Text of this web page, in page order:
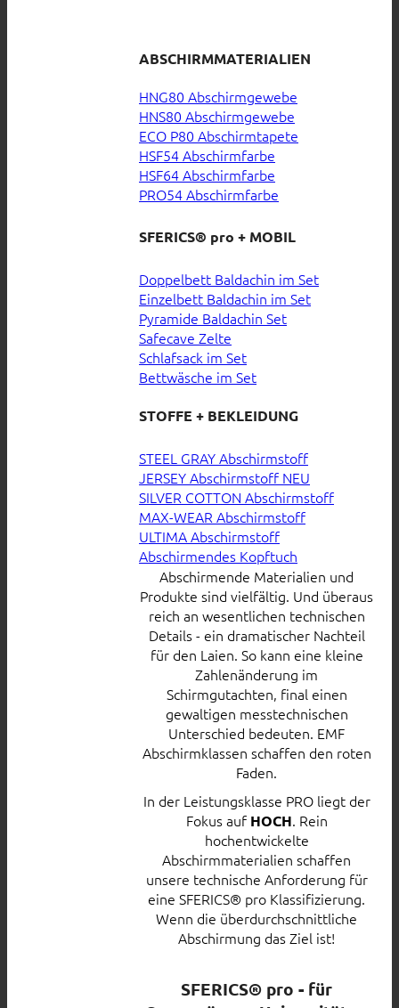
ABSCHIRMMATERIALIEN
HNG80 Abschirmgewebe
HNS80 Abschirmgewebe
ECO P80 Abschirmtapete
HSF54 Abschirmfarbe
HSF64 Abschirmfarbe
PRO54 Abschirmfarbe
SFERICS® pro + MOBIL
Doppelbett Baldachin im Set
Einzelbett Baldachin im Set
Pyramide Baldachin Set
Safecave Zelte
Schlafsack im Set
Bettwäsche im Set
STOFFE + BEKLEIDUNG
STEEL GRAY Abschirmstoff
JERSEY Abschirmstoff
SILVER COTTON Abschirmstoff
MAX-WEAR Abschirmstoff
ULTIMA Abschirmstoff
Abschirmendes Kopftuch
Abschirmende Materialien und
Produkte sind vielfältig. Und überaus
reich an wesentlichen technischen
Details - ein dramatischer Nachteil
für den Laien. So kann eine kleine
Zahlenänderung im
Schirmgutachten, final einen
gewaltigen messtechnischen
Unterschied bedeuten. EMF
Abschirmklassen schaffen den roten
Faden.
In der Leistungsklasse PRO liegt der
Fokus auf HOCH. Rein
hochentwickelte
Abschirmmaterialien schaffen
unsere technische Anforderung für
eine SFERICS® pro Klassifizierung.
Wenn die überdurchschnittliche
Abschirmung das Ziel ist!
SFERICS® pro - für